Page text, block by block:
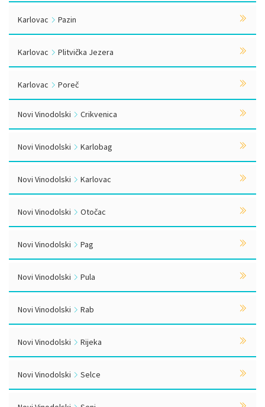
Karlovac Pazin
Karlovac Plitvička Jezera
Karlovac Poreč
Novi Vinodolski Crikvenica
Novi Vinodolski Karlobag
Novi Vinodolski Karlovac
Novi Vinodolski Otočac
Novi Vinodolski Pag
Novi Vinodolski Pula
Novi Vinodolski Rab
Novi Vinodolski Rijeka
Novi Vinodolski Selce